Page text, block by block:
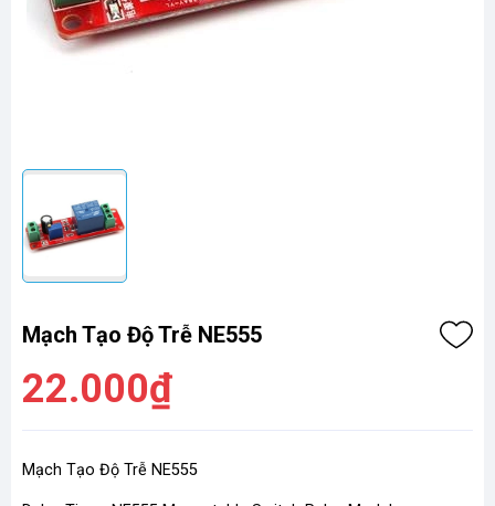
Mạch Tạo Độ Trễ NE555
22.000₫
Mạch Tạo Độ Trễ NE555